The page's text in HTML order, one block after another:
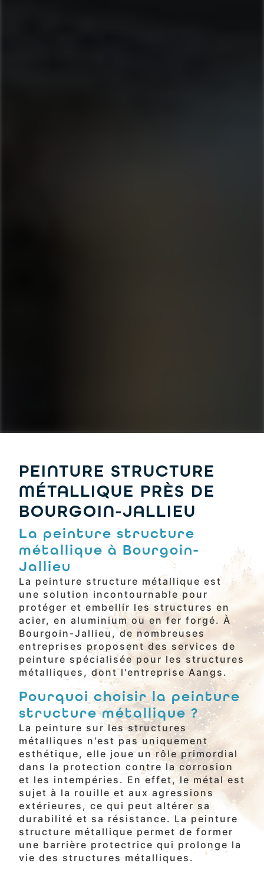
PEINTURE STRUCTURE
MÉTALLIQUE PRÈS DE
BOURGOIN-JALLIEU
La peinture structure
métallique à Bourgoin-
Jallieu
La peinture structure métallique est
une solution incontournable pour
protéger et embellir les structures en
acier, en aluminium ou en fer forgé. À
Bourgoin-Jallieu, de nombreuses
entreprises proposent des services de
peinture spécialisée pour les structures
métalliques, dont l'entreprise Aangs.
Pourquoi choisir la peinture
structure métallique ?
La peinture sur les structures
métalliques n'est pas uniquement
esthétique, elle joue un rôle primordial
dans la protection contre la corrosion
et les intempéries. En effet, le métal est
sujet à la rouille et aux agressions
extérieures, ce qui peut altérer sa
durabilité et sa résistance. La peinture
structure métallique permet de former
une barrière protectrice qui prolonge la
vie des structures métalliques.